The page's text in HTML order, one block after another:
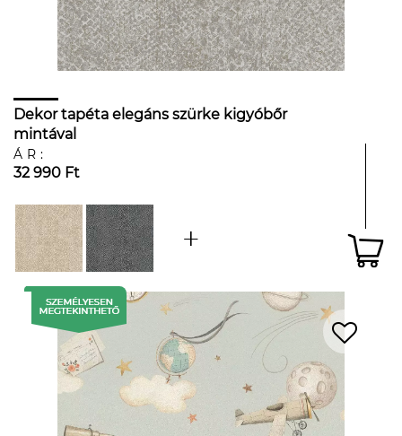
Dekor tapéta elegáns szürke kigyóbőr
mintával
ÁR:
32 990 Ft